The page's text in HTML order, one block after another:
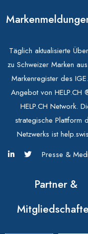
Täglich aktualisierte
zu Schweizer Marken
Markenregister des
Angebot von HELP.CH
HELP.CH Network.
strategische Plattform
Netzwerks ist
Presse &
Partner &